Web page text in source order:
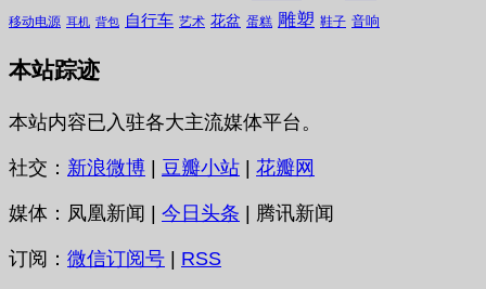
移动电源 耳机 背包 自行车 艺术 花盆 蛋糕 雕塑 鞋子 音响
本站踪迹
本站内容已入驻各大主流媒体平台。
社交： 新浪微博 | 豆瓣小站 | 花瓣网
媒体：凤凰新闻 | 今日头条 | 腾讯新闻
订阅： 微信订阅号 | RSS